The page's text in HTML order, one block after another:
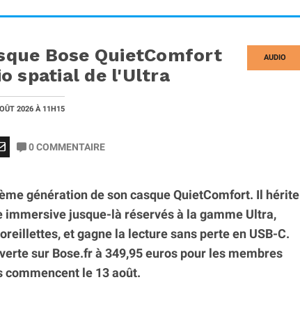
AUDIO
Bose QuietComfort
spatial de l'Ultra
2026 À 11H15
0COMMENTAIRE
génération de son casque QuietComfort. Il hérite
immersive jusque-là réservés à la gamme Ultra,
et gagne la lecture sans perte en USB-C.
sur Bose.fr à 349,95 euros pour les membres
commencent le 13 août.